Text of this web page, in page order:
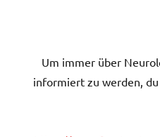
Um immer über
informiert zu werden,